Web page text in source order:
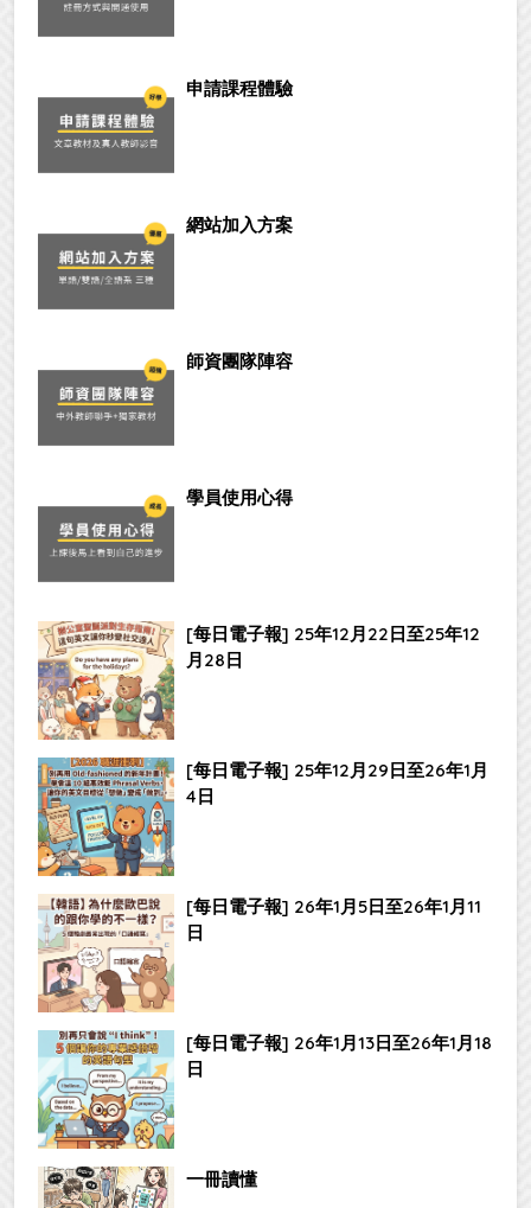
申請課程體驗
網站加入方案
師資團隊陣容
學員使用心得
[每日電子報] 25年12月22日至25年12
月28日
[每日電子報] 25年12月29日至26年1月
4日
[每日電子報] 26年1月5日至26年1月11
日
[每日電子報] 26年1月13日至26年1月18
日
一冊讀懂